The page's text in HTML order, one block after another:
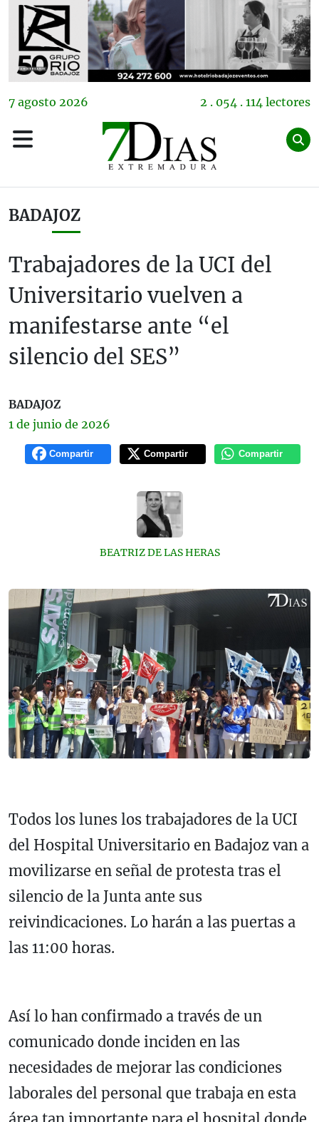
7 agosto 2026 2 . 054 . 114 lectores
BADAJOZ
Trabajadores de la UCI del
Universitario vuelven a
manifestarse ante “el
silencio del SES”
BADAJOZ
1 de junio de 2026
Compartir Compartir Compartir
BEATRIZ DE LAS HERAS
Todos los lunes los trabajadores de la UCI
del Hospital Universitario en Badajoz van a
movilizarse en señal de protesta tras el
silencio de la Junta ante sus
reivindicaciones. Lo harán a las puertas a
las 11:00 horas.
Así lo han confirmado a través de un
comunicado donde inciden en las
necesidades de mejorar las condiciones
laborales del personal que trabaja en esta